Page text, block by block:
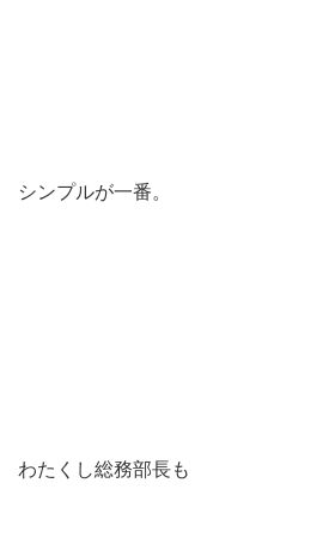
シンプルが一番。
わたくし総務部長も